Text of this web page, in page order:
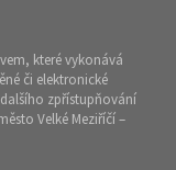
které vykonává
či elektronické
zpřístupňování
Velké Meziříčí –